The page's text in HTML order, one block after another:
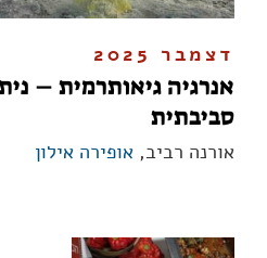
דצמבר 2025
אנרגיה גיאותרמית –
סביבתית
אורנה רביב, אופירה אילון